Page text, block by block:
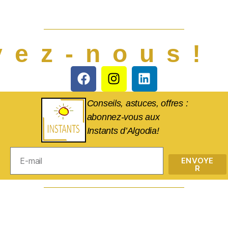
nous!
Conseils, astuces, offres :
abonnez-vous aux
Instants d’Algodia!
ENVOYE
R